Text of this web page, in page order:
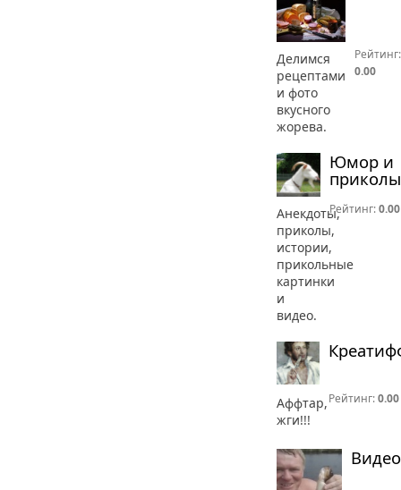
Делимся
рецептами
и фото
вкусного
жорева.
Рейтинг:
0.00
Юмор и
приколы
Анекдоты,
приколы,
истории,
прикольные
картинки
и
видео.
Рейтинг:0.00
Аффтар,
жги!!!
Рейтинг:0.00
Видео